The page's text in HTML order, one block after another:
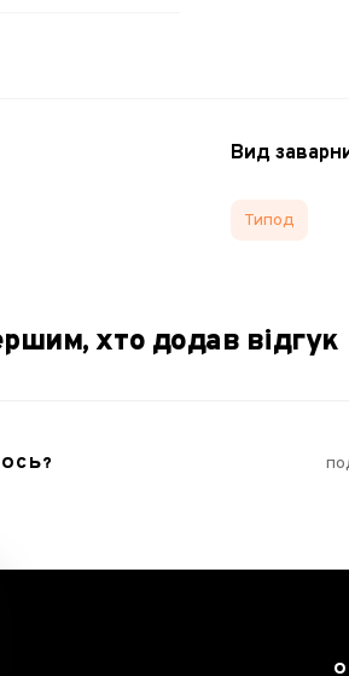
Вид
Типод
хто додав відгук